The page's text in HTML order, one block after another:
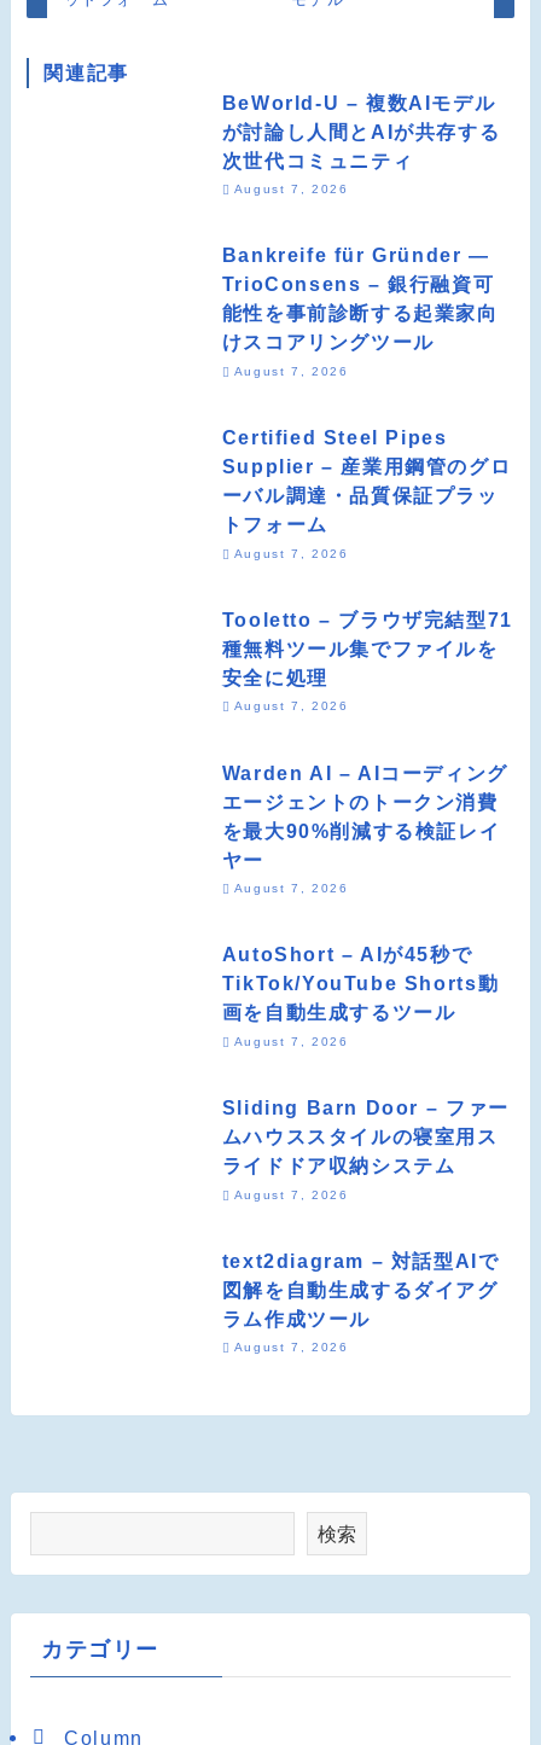
関連記事
BeWorld-U – 複数AIモデル
が討論し人間とAIが共存する
次世代コミュニティ
August 7, 2026
Bankreife für Gründer —
TrioConsens – 銀行融資可
能性を事前診断する起業家向
けスコアリングツール
August 7, 2026
Certified Steel Pipes
Supplier – 産業用鋼管のグロ
ーバル調達・品質保証プラッ
トフォーム
August 7, 2026
Tooletto – ブラウザ完結型71
種無料ツール集でファイルを
安全に処理
August 7, 2026
Warden AI – AIコーディング
エージェントのトークン消費
を最大90%削減する検証レイ
ヤー
August 7, 2026
AutoShort – AIが45秒で
TikTok/YouTube Shorts動
画を自動生成するツール
August 7, 2026
Sliding Barn Door – ファー
ムハウススタイルの寝室用ス
ライドドア収納システム
August 7, 2026
text2diagram – 対話型AIで
図解を自動生成するダイアグ
ラム作成ツール
August 7, 2026
検索
カテゴリー
Column